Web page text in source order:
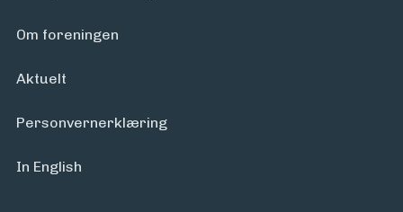
Om foreningen
Aktuelt
Personvern­erklæring
In English